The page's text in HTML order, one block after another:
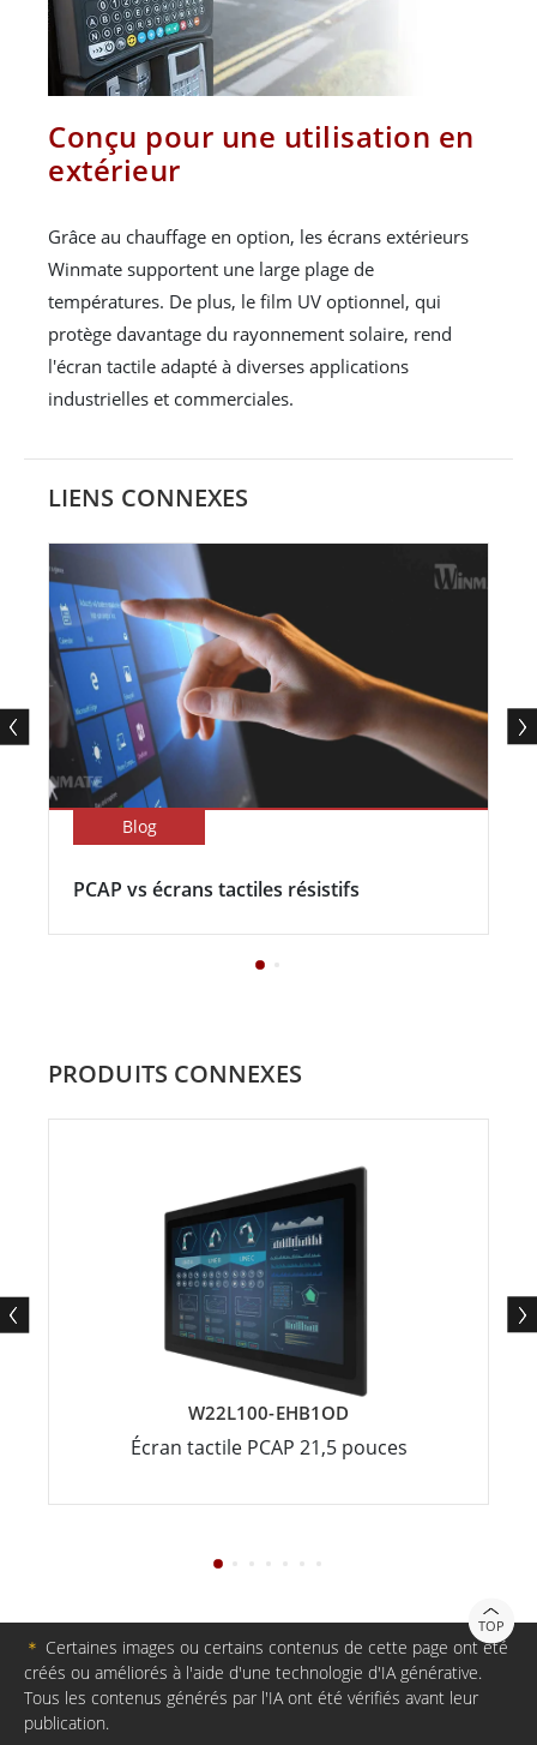
Conçu pour une utilisation en
extérieur
Grâce au chauffage en option, les écrans extérieurs
Winmate supportent une large plage de
températures. De plus, le film UV optionnel, qui
protège davantage du rayonnement solaire, rend
l'écran tactile adapté à diverses applications
industrielles et commerciales.
LIENS CONNEXES
Blog
PCAP vs écrans tactiles résistifs
PRODUITS CONNEXES
W22L100-EHB1OD
Écran tactile PCAP 21,5 pouces
TOP
＊ Certaines images ou certains contenus de cette page ont été
créés ou améliorés à l'aide d'une technologie d'IA générative.
Tous les contenus générés par l'IA ont été vérifiés avant leur
publication.